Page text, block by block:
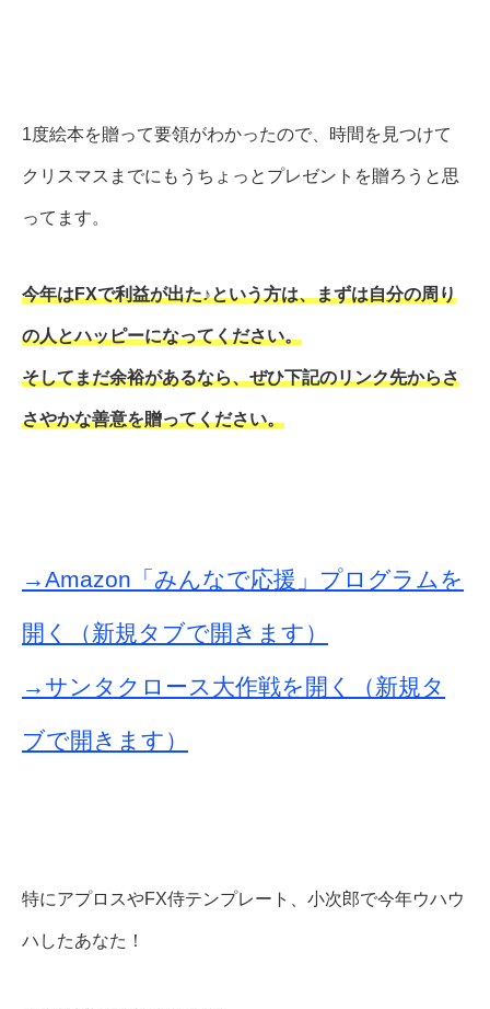
1度絵本を贈って要領がわかったので、時間を見つけて
クリスマスまでにもうちょっとプレゼントを贈ろうと思
ってます。
今年はFXで利益が出た♪という方は、まずは自分の周り
の人とハッピーになってください。
そしてまだ余裕があるなら、ぜひ下記のリンク先からさ
さやかな善意を贈ってください。
→Amazon「みんなで応援」プログラムを
開く（新規タブで開きます）
→サンタクロース大作戦を開く（新規タ
ブで開きます）
特にアプロスやFX侍テンプレート、小次郎で今年ウハウ
ハしたあなた！